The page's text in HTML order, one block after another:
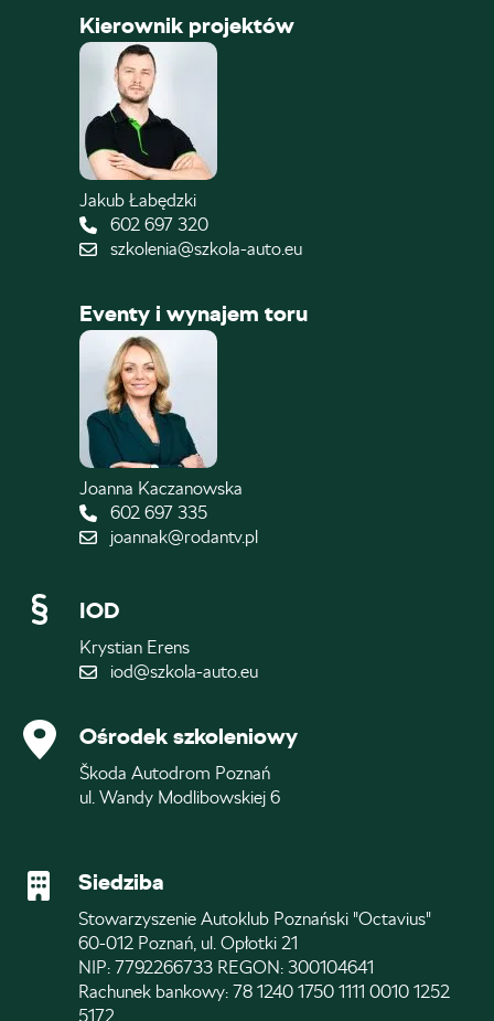
Kierownik projektów
Jakub Łabędzki
602 697 320
szkolenia@szkola-auto.eu
Eventy i wynajem toru
Joanna Kaczanowska
602 697 335
joannak@rodantv.pl
IOD
Krystian Erens
iod@szkola-auto.eu
Ośrodek szkoleniowy
Škoda Autodrom Poznań
ul. Wandy Modlibowskiej 6
Siedziba
Stowarzyszenie Autoklub Poznański "Octavius"
60-012 Poznań, ul. Opłotki 21
NIP: 7792266733 REGON: 300104641
Rachunek bankowy: 78 1240 1750 1111 0010 1252
5172